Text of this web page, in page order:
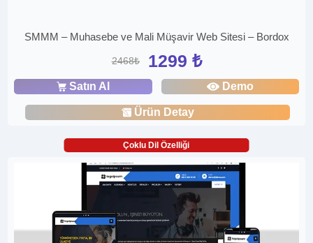
SMMM – Muhasebe ve Mali Müşavir Web Sitesi – Bordox
2468₺ 1299 ₺
Satın Al Demo
Ürün Detay
Çoklu Dil Özelliği